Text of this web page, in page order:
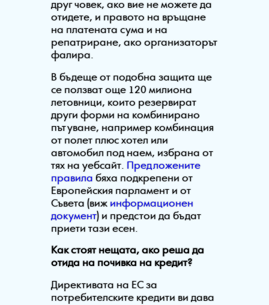
друг човек, ако вие не можете да
отидете, и правото на връщане
на платената сума и на
репатриране, ако организаторът
фалира.
В бъдеще от подобна защита ще
се ползват още 120 милиона
летовници, които резервират
други форми на комбинирано
пътуване, например комбинация
от полет плюс хотел или
автомобил под наем, избрана от
тях на уебсайт.
Предложените
правила бяха подкрепени от
Европейския парламент и от
Съвета (виж информационен
документ) и предстои да бъдат
приети тази есен.
Как стоят нещата, ако реша да
отида на почивка на кредит?
Директивата на ЕС за
потребителските кредити ви дава